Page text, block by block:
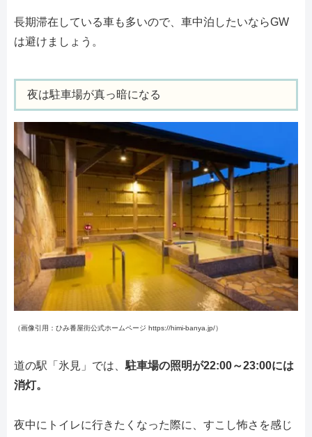
長期滞在している車も多いので、車中泊したいならGW
は避けましょう。
夜は駐車場が真っ暗になる
（画像引用：ひみ番屋街公式ホームページ https://himi-banya.jp/）
道の駅「氷見」では、 駐車場の照明が22:00～23:00には
消灯。
夜中にトイレに行きたくなった際に、すこし怖さを感じ